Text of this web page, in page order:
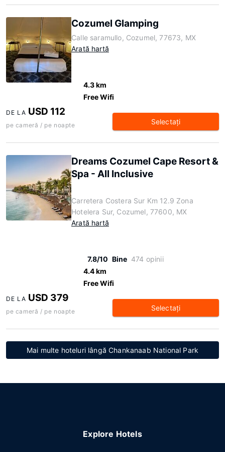
Cozumel Glamping
Calle saramullo, Cozumel, 77673, MX
Arată hartă
4.3 km
Free Wifi
DE LA USD 112
pe cameră / pe noapte Selectaţi
Dreams Cozumel Cape Resort &
Spa - All Inclusive
Carretera Costera Sur Km 12.9 Zona
Hotelera Sur, Cozumel, 77600, MX
Arată hartă
7.8/10 Bine 474 opinii
4.4 km
Free Wifi
DE LA USD 379
pe cameră / pe noapte Selectaţi
Mai multe hoteluri lângă Chankanaab National Park
Explore Hotels